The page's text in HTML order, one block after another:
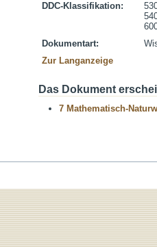
DDC-Klassifikation:
Dokumentart:
Zur Langanzeige
Das Dokument
7 Mathematisch-